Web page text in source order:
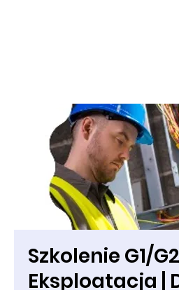
Szkolenie G1/
Eksploatacja |